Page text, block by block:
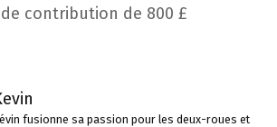
contribution de 800 £
fusionne sa passion pour les deux-roues et